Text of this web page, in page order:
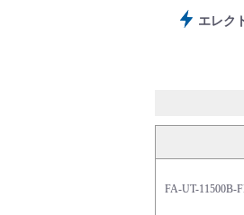
よくあるご質問
エレク
FA-UT-11500B-